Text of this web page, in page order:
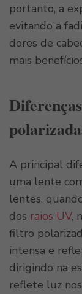
portanto, a
evitando a
dores de
mais
A principal
uma lente
lentes,
dos raios UV,
filtro
intensa e
dirigindo na
reflete luz